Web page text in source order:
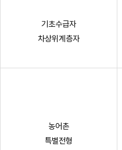
기초수급자
차상위계층자
농어촌
특별전형